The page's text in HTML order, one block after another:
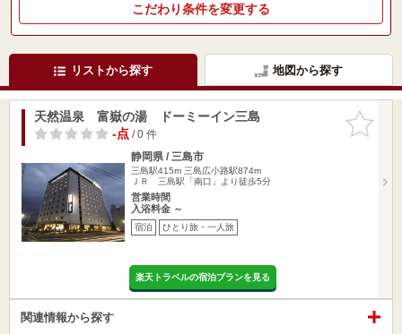
こだわり条件を変更する
リストから探す 地図から探す
お気に入
りに追加
天然温泉 富嶽の湯 ドーミーイン三島
-点/ 0 件
静岡県 / 三島市
三島駅415m 三島広小路駅874m
ＪＲ 三島駅「南口」より徒歩5分
営業時間
入浴料金 ～
宿泊 ひとり旅・一人旅
楽天トラベルの宿泊プランを見る
関連情報から探す